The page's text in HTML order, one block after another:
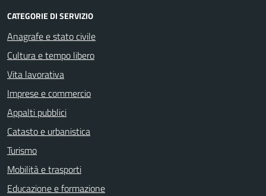
CATEGORIE DI SERVIZIO
Anagrafe e stato civile
Cultura e tempo libero
Vita lavorativa
Imprese e commercio
Appalti pubblici
Catasto e urbanistica
Turismo
Mobilità e trasporti
Educazione e formazione